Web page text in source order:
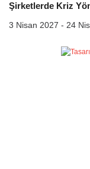
Şirketlerde Kriz
3 Nisan 2027 - 24